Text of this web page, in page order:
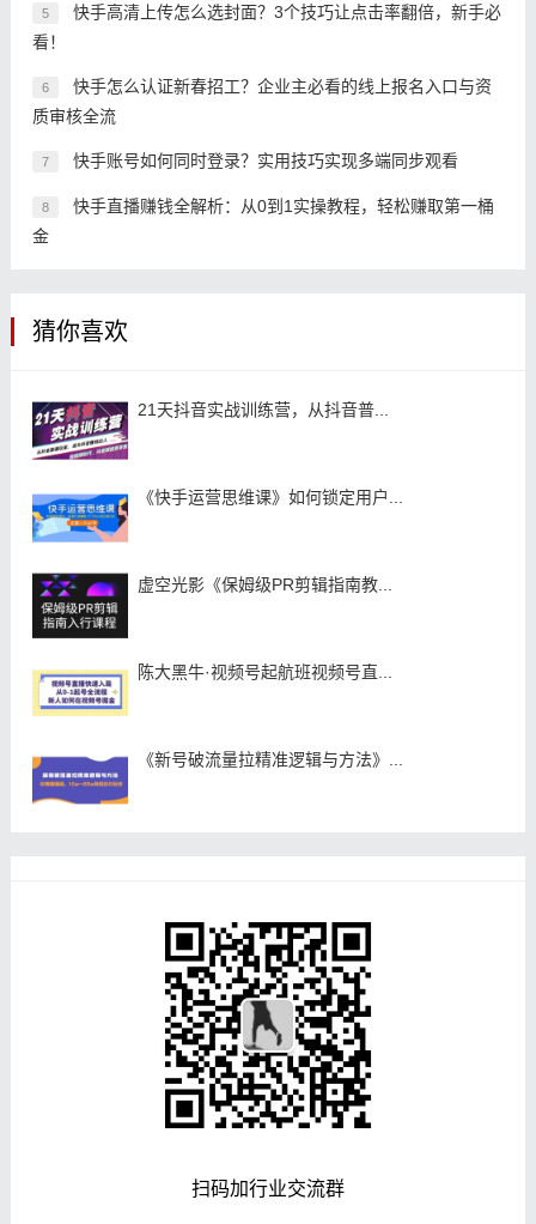
5
快手高清上传怎么选封面？3个技巧让点击率翻倍，新手必
看！
6
快手怎么认证新春招工？企业主必看的线上报名入口与资
质审核全流
7 快手账号如何同时登录？实用技巧实现多端同步观看
8
快手直播赚钱全解析：从0到1实操教程，轻松赚取第一桶
金
猜你喜欢
21天抖音实战训练营，从抖音普...
《快手运营思维课》如何锁定用户...
虚空光影《保姆级PR剪辑指南教...
陈大黑牛·视频号起航班视频号直...
《新号破流量拉精准逻辑与方法》...
扫码加行业交流群